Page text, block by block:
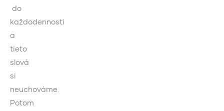
do
každodennosti
a
tieto
slová
si
neuchováme.
Potom